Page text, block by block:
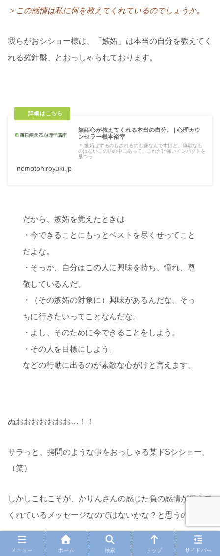
＞この感情は私に何を教えてくれているのでしょうか。
我らがおシショー様は、「嫉妬」は本当の自分を教えてく
れる羅針盤、とおっしゃられております。
嫉妬心が教えてくれる本当の自分。 | 心理カウ
ンセラー根本裕幸
＊ 嫉妬はするのもされるのも嫌なんですけど、無駄なも
のはないこの世の中にあって、これだけ強いインパクトを
放つっ
nemotohiroyuki.jp
だから、嫉妬を覚えたときは
・今できることにもっとベストを尽くせってこと
だよな。
・そっか、自分はこの人に興味を持ち、憧れ、尊
敬しているんだ。
・（その嫉妬の対象に）興味があるんだな。そっ
ちに行きたいってことなんだな。
・よし、そのために今できることをしよう。
・その人を目標にしよう。
などの行動に出るのが素敵な心がけと言えます。
ぬおおおおおおお…！！
サラっと、拷問のような事をおっしゃる某ドSシショー。
（笑）
しかしこれこそが、かりんさんの感じた負の感情が伝えて
くれているメッセージなのではないかな？と思うのです。
無価値感は人生で最大の勘違い
メニュー ホーム 検索 トップ サイドバー